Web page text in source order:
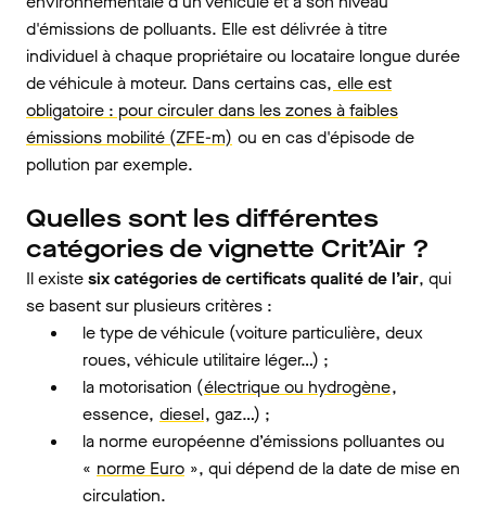
d'émissions de polluants. Elle est délivrée à titre
individuel à chaque propriétaire ou locataire longue durée
de véhicule à moteur. Dans certains cas, elle est
obligatoire : pour circuler dans les zones à faibles
émissions mobilité (ZFE-m) ou en cas d'épisode de
pollution par exemple.
Quelles sont les différentes
catégories de vignette Crit’Air ?
Il existesix catégories de certificats qualité de l’air, qui
se basent sur plusieurs critères :
le type de véhicule (voiture particulière, deux
roues, véhicule utilitaire léger…) ;
la motorisation (électrique ou hydrogène,
essence, diesel, gaz…) ;
la norme européenne d’émissions polluantes ou
« norme Euro », qui dépend de la date de mise en
circulation.